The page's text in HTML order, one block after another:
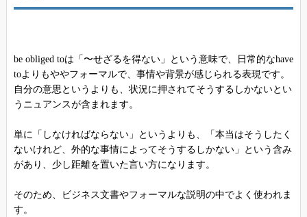
be obliged toは「〜せざるを得ない」という意味で、日常的なhave
toよりもややフォーマルで、事情や背景が感じられる表現です。
自分の意思というよりも、状況に押されてそうするしかないとい
うニュアンスが含まれます。
単に「しなければならない」というよりも、「本当はそうしたく
ないけれど、外的な事情によってそうするしかない」という含み
があり、少し距離を置いた言い方になります。
そのため、ビジネス文書やフォーマルな説明の中でよく使われま
す。